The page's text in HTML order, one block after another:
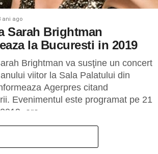
ani ago
Sarah Brightman
la Bucuresti in 2019
Brightman va susţine un concert
viitor la Sala Palatului din
Agerpres citand
Evenimentul este programat pe 21
ora...